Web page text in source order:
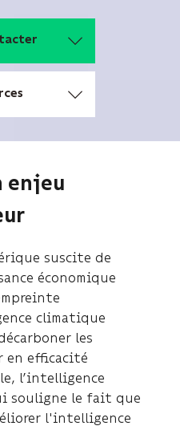
enjeu
suscite de
économique
climatique
les
en efficacité
l’intelligence
souligne le fait que
l'intelligence